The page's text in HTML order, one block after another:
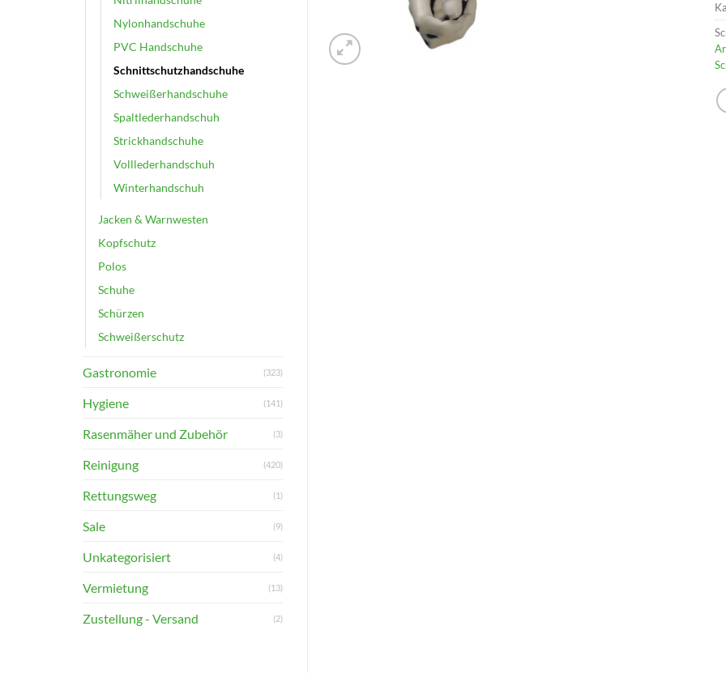
Nylonhandschuhe
PVC Handschuhe
Schnittschutzhandschuhe
Schweißerhandschuhe
Spaltlederhandschuh
Strickhandschuhe
Volllederhandschuh
Winterhandschuh
Jacken & Warnwesten
Kopfschutz
Polos
Schuhe
Schürzen
Schweißerschutz
Gastronomie (323)
Hygiene (141)
Rasenmäher und Zubehör (3)
Reinigung (420)
Rettungsweg (1)
Sale (9)
Unkategorisiert (4)
Vermietung (13)
Zustellung - Versand (2)